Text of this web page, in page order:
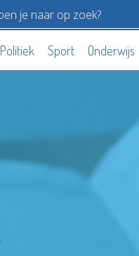
Politiek Sport Onderwijs